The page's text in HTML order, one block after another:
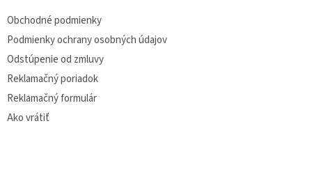
Obchodné podmienky
Podmienky ochrany osobných údajov
Odstúpenie od zmluvy
Reklamačný poriadok
Reklamačný formulár
Ako vrátiť